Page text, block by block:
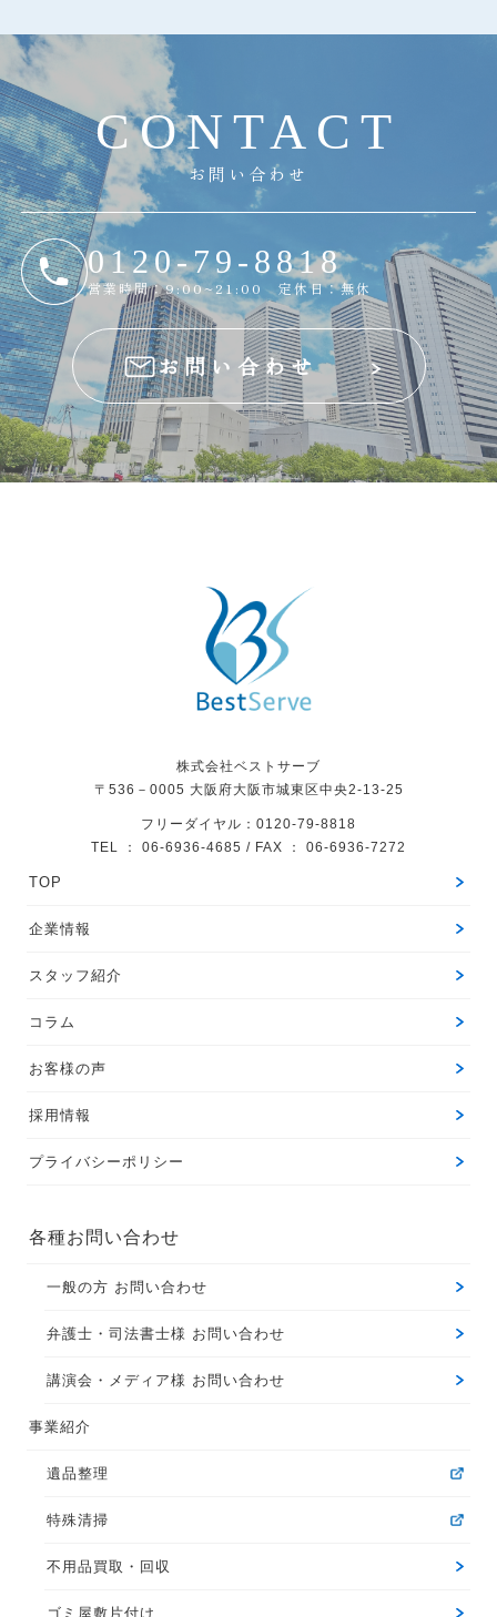
CONTA C T
お問い合わせ
0120-79-8818
営業時間：9:00~21:00 定休日：無休
お問い合わせ
株式会社ベストサーブ
〒536－0005 大阪府大阪市城東区中央2-13-25
フリーダイヤル：0120-79-8818
TEL ： 06-6936-4685 / FAX ： 06-6936-7272
TOP
企業情報
スタッフ紹介
コラム
お客様の声
採用情報
プライバシーポリシー
各種お問い合わせ
一般の方 お問い合わせ
弁護士・司法書士様 お問い合わせ
講演会・メディア様 お問い合わせ
事業紹介
遺品整理
特殊清掃
不用品買取・回収
ゴミ屋敷片付け